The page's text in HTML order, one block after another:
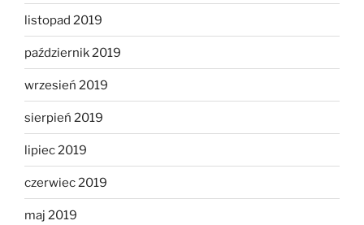
listopad 2019
październik 2019
wrzesień 2019
sierpień 2019
lipiec 2019
czerwiec 2019
maj 2019